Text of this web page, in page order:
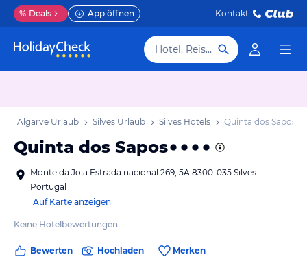
% Deals App öffnen Kontakt
Hotel, Reiseziel
Algarve Urlaub Silves Urlaub Silves Hotels Quinta dos Sapos
Quinta dos Sapos
Monte da Joia Estrada nacional 269, 5A 8300-035 Silves
Portugal
Auf Karte anzeigen
Keine Hotelbewertungen
Bewerten Hochladen Merken